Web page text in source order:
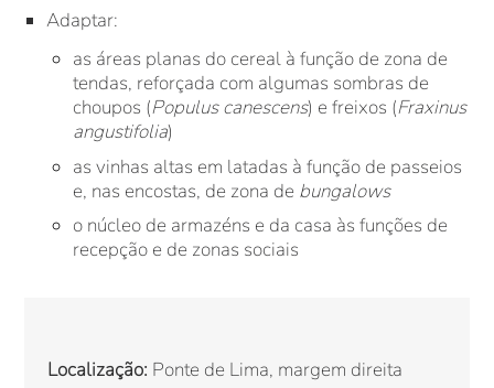
Adaptar:
as áreas planas do cereal à função de zona de
tendas, reforçada com algumas sombras de
choupos (Populus canescens) e freixos (Fraxinus
angustifolia)
as vinhas altas em latadas à função de passeios
e, nas encostas, de zona de bungalows
o núcleo de armazéns e da casa às funções de
recepção e de zonas sociais
Localização: Ponte de Lima, margem direita